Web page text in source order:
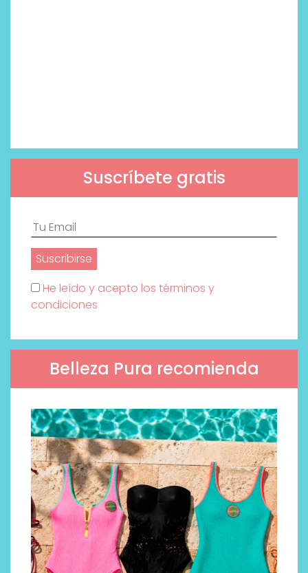
Suscríbete gratis
He leído y acepto los términos y
condiciones
Belleza Pura recomienda